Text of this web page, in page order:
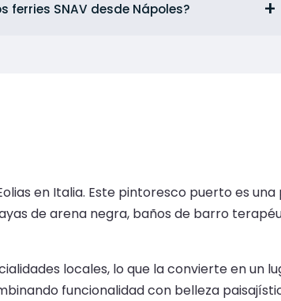
SNAV desde Nápoles?
en Italia. Este pintoresco puerto es
de arena negra, baños de barro
locales, lo que la convierte en un
funcionalidad con belleza